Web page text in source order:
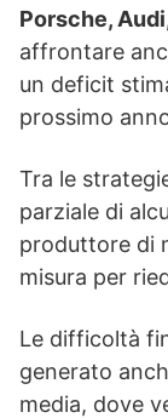
Porsche,
affrontare
un deficit
prossimo
Tra le
parziale di
produttore di
misura per
Le difficoltà
generato
media, dove